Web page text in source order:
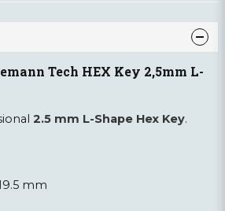
Tech HEX Key 2,5mm L-
2.5 mm L-Shape Hex Key.
mm